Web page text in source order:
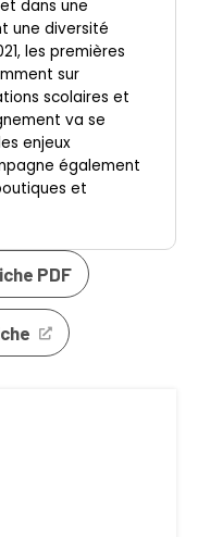
dans une
une diversité
les premières
sur
scolaires et
va se
enjeux
également
et
PDF